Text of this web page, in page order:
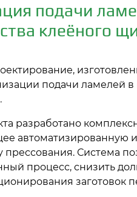
подачи
клеёного
подачи ламелей в
разработано
автоматизированную
прессования. Система
процесс, снизить
заготовок